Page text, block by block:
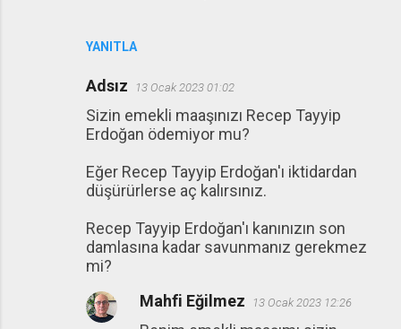
YANITLA
Adsız 13 Ocak 2023 01:02
Sizin emekli maaşınızı Recep Tayyip
Erdoğan ödemiyor mu?
Eğer Recep Tayyip Erdoğan'ı iktidardan
düşürürlerse aç kalırsınız.
Recep Tayyip Erdoğan'ı kanınızın son
damlasına kadar savunmanız gerekmez
mi?
Mahfi Eğilmez
13 Ocak 2023 12:26